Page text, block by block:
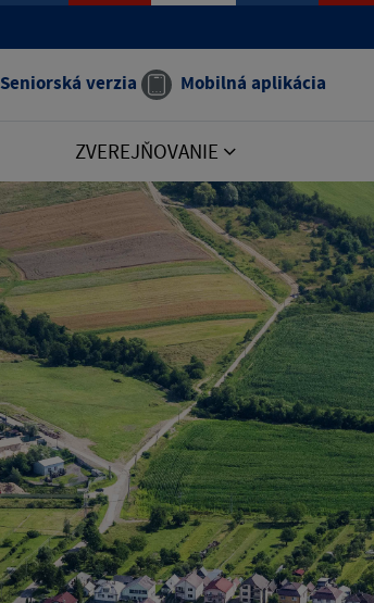
Seniorská verzia Mobilná aplikácia
ZVEREJŇOVANIE